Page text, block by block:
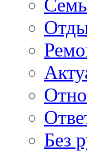
Без